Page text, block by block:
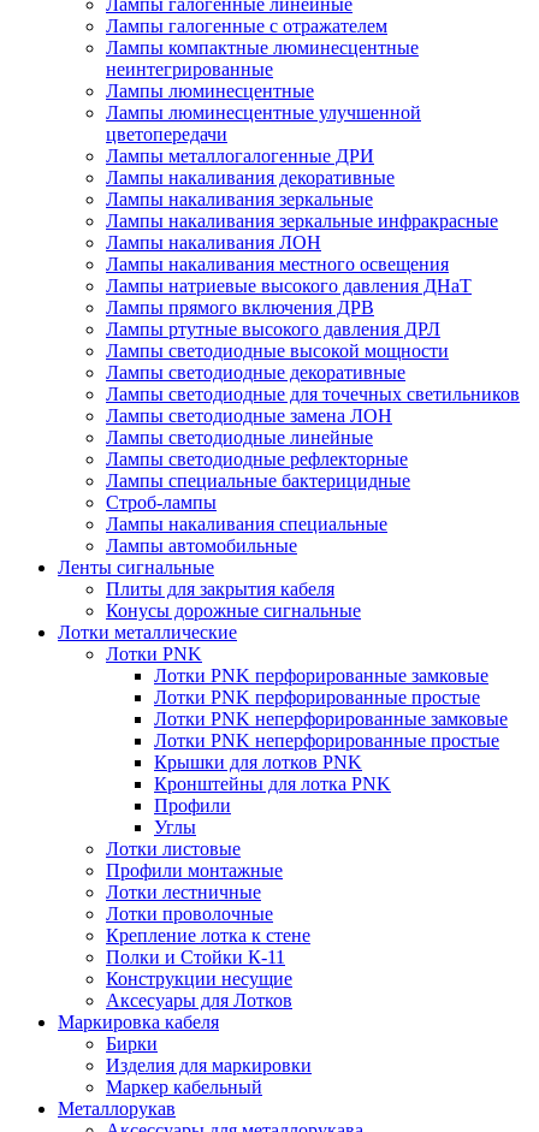
Лампы галогенные линейные
Лампы галогенные с отражателем
Лампы компактные люминесцентные
неинтегрированные
Лампы люминесцентные
Лампы люминесцентные улучшенной
цветопередачи
Лампы металлогалогенные ДРИ
Лампы накаливания декоративные
Лампы накаливания зеркальные
Лампы накаливания зеркальные инфракрасные
Лампы накаливания ЛОН
Лампы накаливания местного освещения
Лампы натриевые высокого давления ДНаТ
Лампы прямого включения ДРВ
Лампы ртутные высокого давления ДРЛ
Лампы светодиодные высокой мощности
Лампы светодиодные декоративные
Лампы светодиодные для точечных светильников
Лампы светодиодные замена ЛОН
Лампы светодиодные линейные
Лампы светодиодные рефлекторные
Лампы специальные бактерицидные
Строб-лампы
Лампы накаливания специальные
Лампы автомобильные
Ленты сигнальные
Плиты для закрытия кабеля
Конусы дорожные сигнальные
Лотки металлические
Лотки PNK
Лотки PNK перфорированные замковые
Лотки PNK перфорированные простые
Лотки PNK неперфорированные замковые
Лотки PNK неперфорированные простые
Крышки для лотков PNK
Кронштейны для лотка PNK
Профили
Углы
Лотки листовые
Профили монтажные
Лотки лестничные
Лотки проволочные
Крепление лотка к стене
Полки и Стойки К-11
Конструкции несущие
Аксесуары для Лотков
Маркировка кабеля
Бирки
Изделия для маркировки
Маркер кабельный
Металлорукав